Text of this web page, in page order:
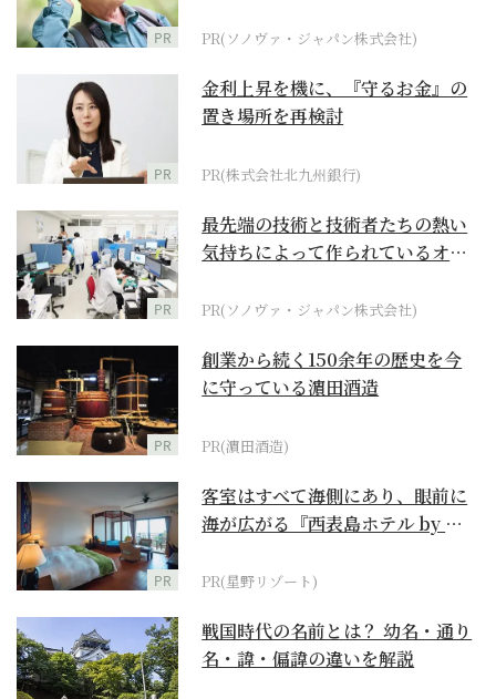
PR PR(ソノヴァ・ジャパン株式会社)
PR
金利上昇を機に、『守るお金』の
置き場所を再検討
PR(株式会社北九州銀行)
PR
最先端の技術と技術者たちの熱い
気持ちによって作られているオー
PR(ソノヴァ・ジャパン株式会社)
PR
創業から続く150余年の歴史を今
に守っている濵田酒造
PR(濵田酒造)
PR
客室はすべて海側にあり、眼前に
海が広がる『西表島ホテル by 星
PR(星野リゾート)
戦国時代の名前とは？ 幼名・通り
名・諱・偏諱の違いを解説